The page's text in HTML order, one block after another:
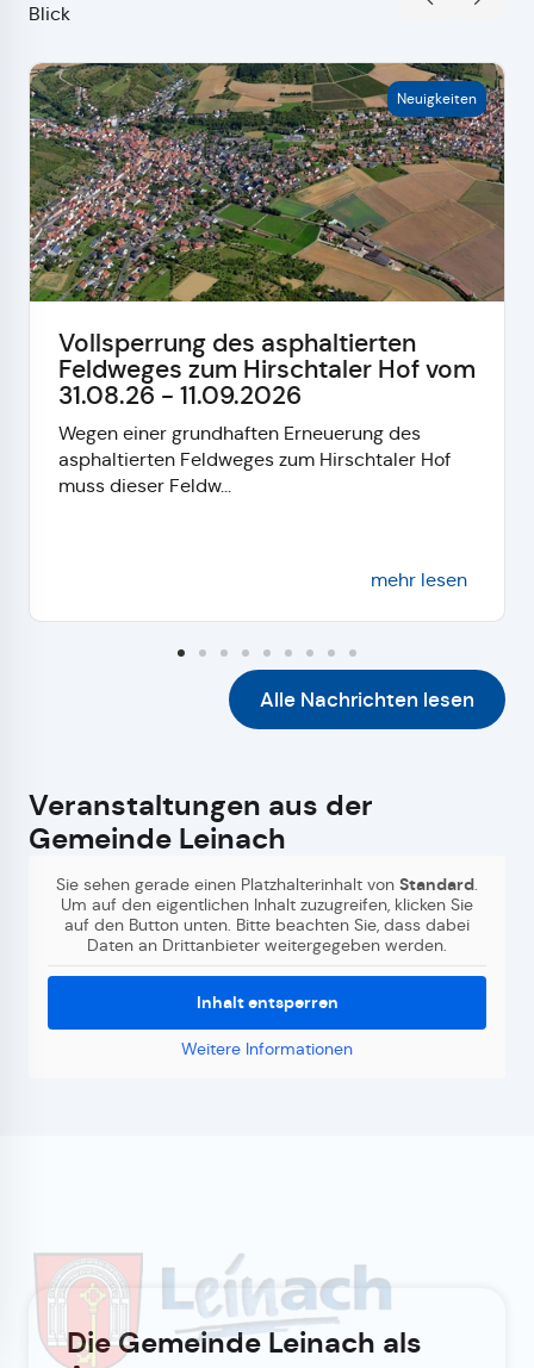
Blick
Neuigkeiten
Vollsperrung des asphaltierten
Feldweges zum Hirschtaler Hof vom
31.08.26 - 11.09.2026
Wegen einer grundhaften Erneuerung des
asphaltierten Feldweges zum Hirschtaler Hof
muss dieser Feldw...
mehr lesen
Alle Nachrichten lesen
Veranstaltungen aus der
Gemeinde Leinach
Sie sehen gerade einen Platzhalterinhalt von Standard.
Um auf den eigentlichen Inhalt zuzugreifen, klicken Sie
auf den Button unten. Bitte beachten Sie, dass dabei
Daten an Drittanbieter weitergegeben werden.
Inhalt entsperren
Weitere Informationen
Die Gemeinde Leinach als